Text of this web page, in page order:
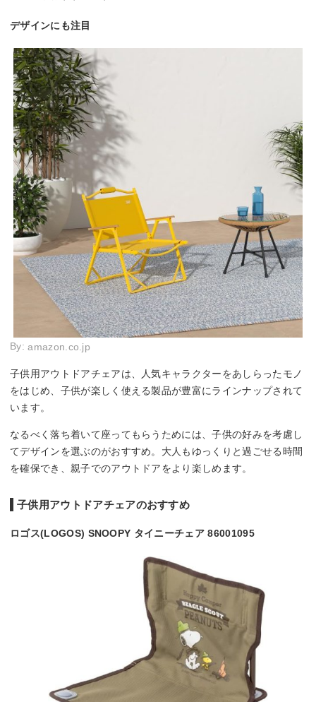
デザインにも注目
By:amazon.co.jp
子供用アウトドアチェアは、人気キャラクターをあしらったモノ
をはじめ、子供が楽しく使える製品が豊富にラインナップされて
います。
なるべく落ち着いて座ってもらうためには、子供の好みを考慮し
てデザインを選ぶのがおすすめ。大人もゆっくりと過ごせる時間
を確保でき、親子でのアウトドアをより楽しめます。
子供用アウトドアチェアのおすすめ
ロゴス(LOGOS) SNOOPY タイニーチェア 86001095